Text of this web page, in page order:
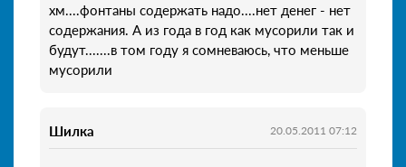
хм....фонтаны содержать надо....нет денег - нет
содержания. А из года в год как мусорили так и
будут.......в том году я сомневаюсь, что меньше
мусорили
Шилка 20.05.2011 07:12